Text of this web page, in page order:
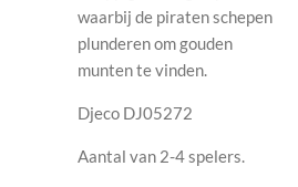
waarbij de piraten schepen
plunderen om gouden
munten te vinden.
Djeco DJ05272
Aantal van 2-4 spelers.